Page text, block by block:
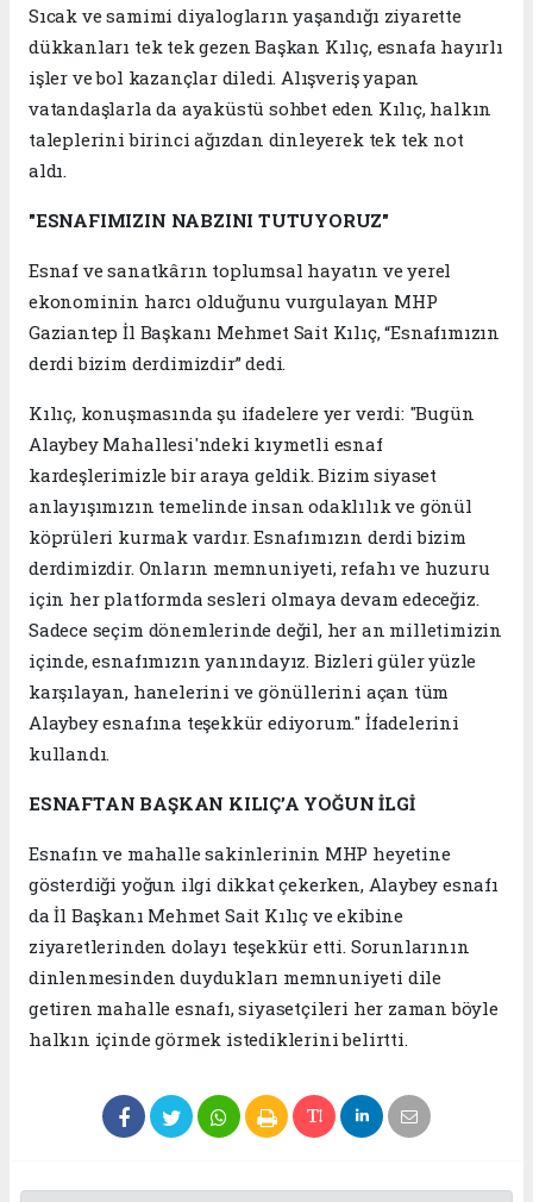
Sıcak ve samimi diyalogların yaşandığı ziyarette
dükkanları tek tek gezen Başkan Kılıç, esnafa hayırlı
işler ve bol kazançlar diledi. Alışveriş yapan
vatandaşlarla da ayaküstü sohbet eden Kılıç, halkın
taleplerini birinci ağızdan dinleyerek tek tek not
aldı.
"ESNAFIMIZIN NABZINI TUTUYORUZ"
Esnaf ve sanatkârın toplumsal hayatın ve yerel
ekonominin harcı olduğunu vurgulayan MHP
Gaziantep İl Başkanı Mehmet Sait Kılıç, “Esnafımızın
derdi bizim derdimizdir” dedi.
Kılıç, konuşmasında şu ifadelere yer verdi: "Bugün
Alaybey Mahallesi'ndeki kıymetli esnaf
kardeşlerimizle bir araya geldik. Bizim siyaset
anlayışımızın temelinde insan odaklılık ve gönül
köprüleri kurmak vardır. Esnafımızın derdi bizim
derdimizdir. Onların memnuniyeti, refahı ve huzuru
için her platformda sesleri olmaya devam edeceğiz.
Sadece seçim dönemlerinde değil, her an milletimizin
içinde, esnafımızın yanındayız. Bizleri güler yüzle
karşılayan, hanelerini ve gönüllerini açan tüm
Alaybey esnafına teşekkür ediyorum." İfadelerini
kullandı.
ESNAFTAN BAŞKAN KILIÇ’A YOĞUN İLGİ
Esnafın ve mahalle sakinlerinin MHP heyetine
gösterdiği yoğun ilgi dikkat çekerken, Alaybey esnafı
da İl Başkanı Mehmet Sait Kılıç ve ekibine
ziyaretlerinden dolayı teşekkür etti. Sorunlarının
dinlenmesinden duydukları memnuniyeti dile
getiren mahalle esnafı, siyasetçileri her zaman böyle
halkın içinde görmek istediklerini belirtti.